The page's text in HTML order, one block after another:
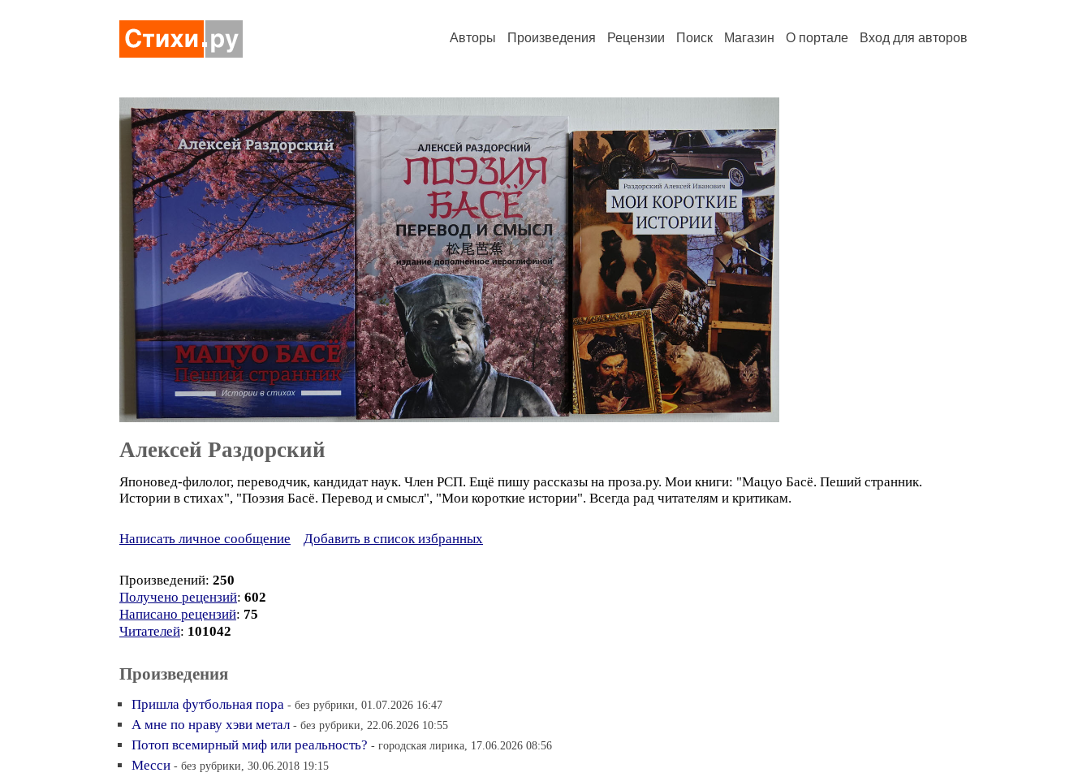
Авторы Произведения Рецензии Поиск Магазин О портале Вход для авторов
Алексей Раздорский
Японовед-филолог, переводчик, кандидат наук. Член РСП. Ещё пишу рассказы на проза.ру. Мои книги: "Мацуо Басё. Пеший странник.
Истории в стихах", "Поэзия Басё. Перевод и смысл", "Мои короткие истории". Всегда рад читателям и критикам.
Написать личное сообщение Добавить в список избранных
Произведений: 250
Получено рецензий: 602
Написано рецензий: 75
Читателей: 101042
Произведения
Пришла футбольная пора - без рубрики, 01.07.2026 16:47
А мне по нраву хэви метал - без рубрики, 22.06.2026 10:55
Потоп всемирный миф или реальность? - городская лирика, 17.06.2026 08:56
Месси - без рубрики, 30.06.2018 19:15